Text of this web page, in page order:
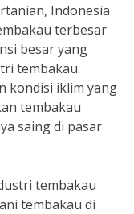
Indonesia
terbesar
besar yang
tembakau.
kondisi iklim yang
tembakau
saing di pasar
tembakau
tembakau di